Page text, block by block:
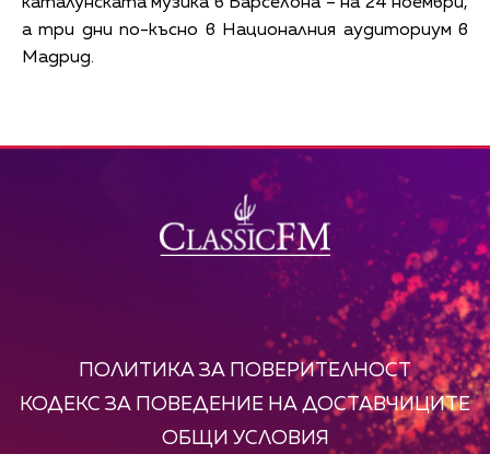
а три дни по-късно в Националния аудиториум в
Мадрид.
ПОЛИТИКА ЗА ПОВЕРИТЕЛНОСТ
КОДЕКС ЗА ПОВЕДЕНИЕ НА ДОСТАВЧИЦИТЕ
ОБЩИ УСЛОВИЯ